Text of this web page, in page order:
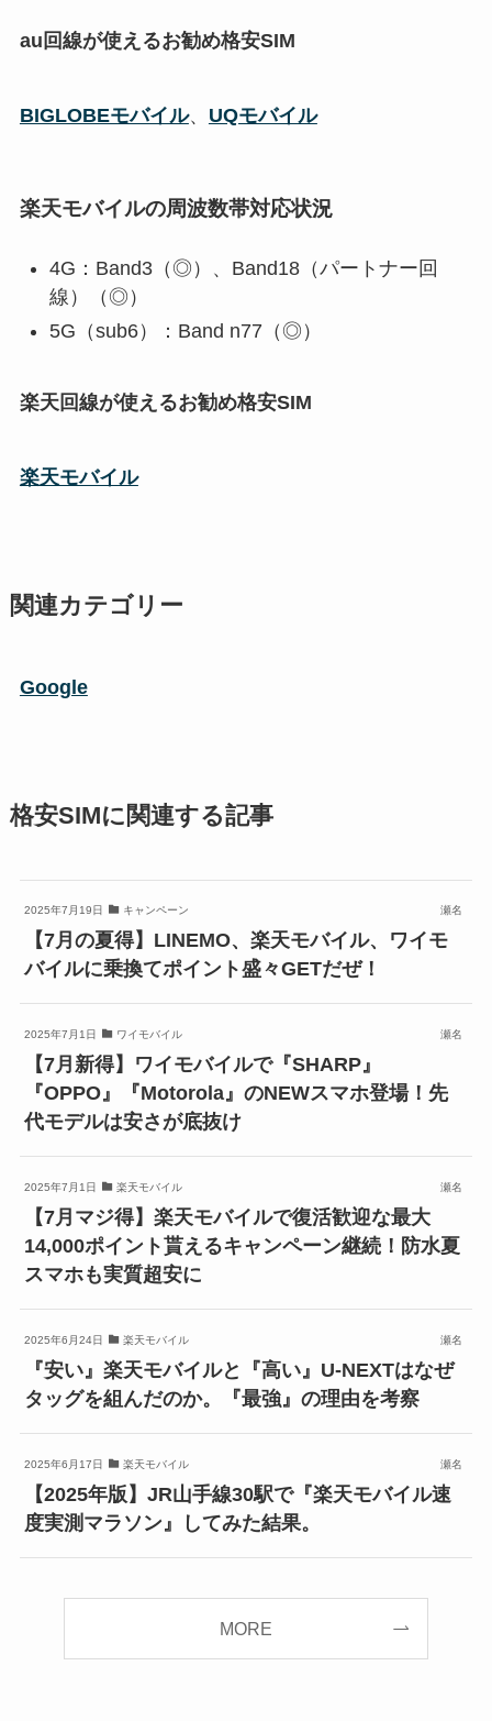
au回線が使えるお勧め格安SIM
BIGLOBEモバイル、 UQモバイル
楽天モバイルの周波数帯対応状況
4G：Band3（◎）、Band18（パートナー回
線）（◎）
5G（sub6）：Band n77（◎）
楽天回線が使えるお勧め格安SIM
楽天モバイル
関連カテゴリー
Google
格安SIMに関連する記事
2025年7月19日 キャンペーン 瀬名
【7月の夏得】LINEMO、楽天モバイル、ワイモ
バイルに乗換てポイント盛々GETだぜ！
2025年7月1日 ワイモバイル 瀬名
【7月新得】ワイモバイルで『SHARP』
『OPPO』『Motorola』のNEWスマホ登場！先
代モデルは安さが底抜け
2025年7月1日 楽天モバイル 瀬名
【7月マジ得】楽天モバイルで復活歓迎な最大
14,000ポイント貰えるキャンペーン継続！防水夏
スマホも実質超安に
2025年6月24日 楽天モバイル 瀬名
『安い』楽天モバイルと『高い』U-NEXTはなぜ
タッグを組んだのか。『最強』の理由を考察
2025年6月17日 楽天モバイル 瀬名
【2025年版】JR山手線30駅で『楽天モバイル速
度実測マラソン』してみた結果。
MORE